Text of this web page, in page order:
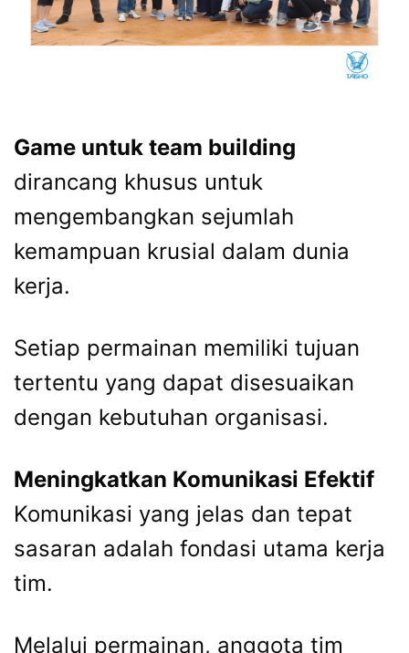
Game untuk team building
dirancang khusus untuk
mengembangkan sejumlah
kemampuan krusial dalam dunia
kerja.
Setiap permainan memiliki tujuan
tertentu yang dapat disesuaikan
dengan kebutuhan organisasi.
Meningkatkan Komunikasi Efektif
Komunikasi yang jelas dan tepat
sasaran adalah fondasi utama kerja
tim.
Melalui permainan, anggota tim